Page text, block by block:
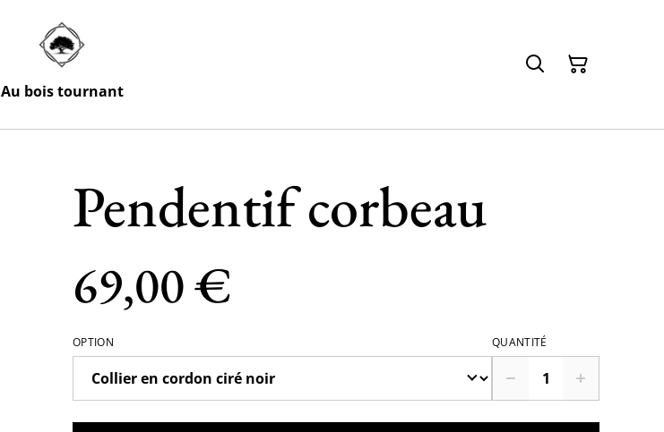
Au bois tournant
Pendentif corbeau
69,00 €
OPTION QUANTITÉ